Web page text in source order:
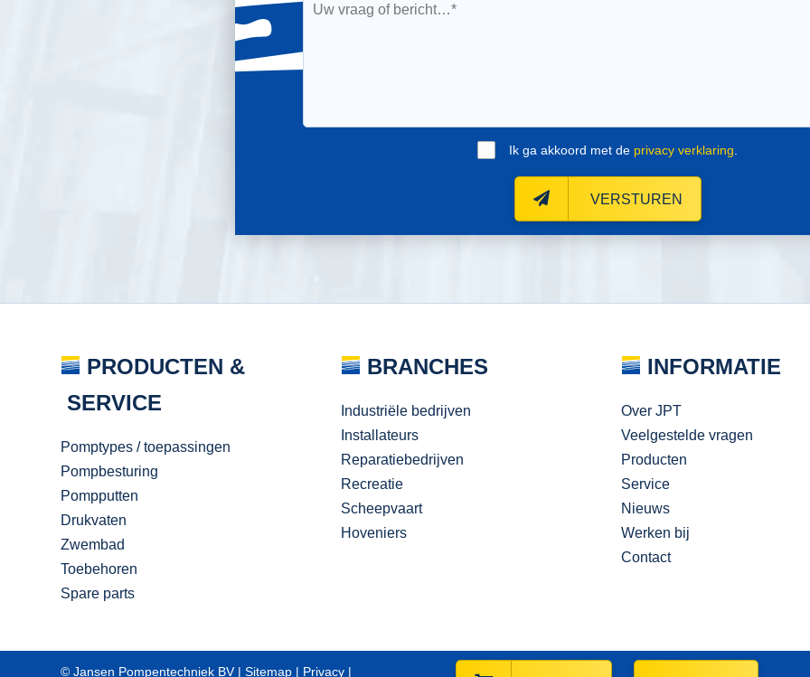
Ik ga akkoord met de privacy verklaring
VERSTUREN
PRODUCTEN &
SERVICE
Pomptypes / toepassingen
Pompbesturing
Pompputten
Drukvaten
Zwembad
Toebehoren
Spare parts
BRANCHES
Industriële bedrijven
Installateurs
Reparatiebedrijven
Recreatie
Scheepvaart
Hoveniers
INFORMATIE
Over JPT
Veelgestelde vragen
Producten
Service
Nieuws
Werken bij
Contact
© Jansen Pompentechniek BV | Sitemap | Privacy |